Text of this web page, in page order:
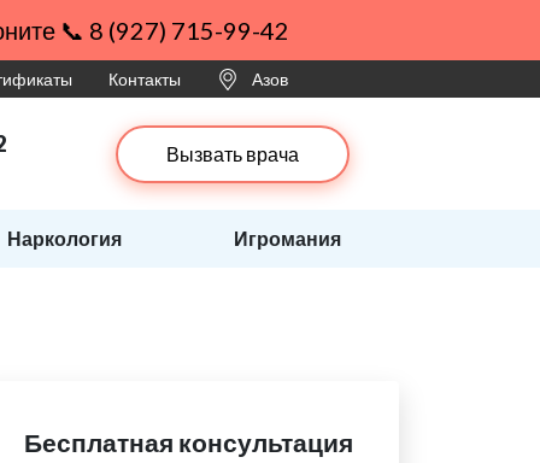
📞 8 (927) 715-99-42
Контакты Азов
Вызвать врача
Наркология Игромания
Бесплатная консультация